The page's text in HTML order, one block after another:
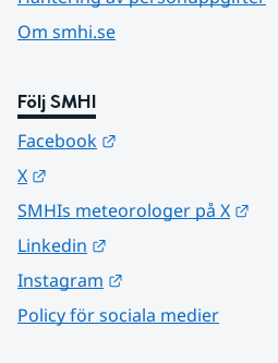
Om smhi.se
Följ SMHI
Facebook
X
SMHIs meteorologer på X
Linkedin
Instagram
Policy för sociala medier